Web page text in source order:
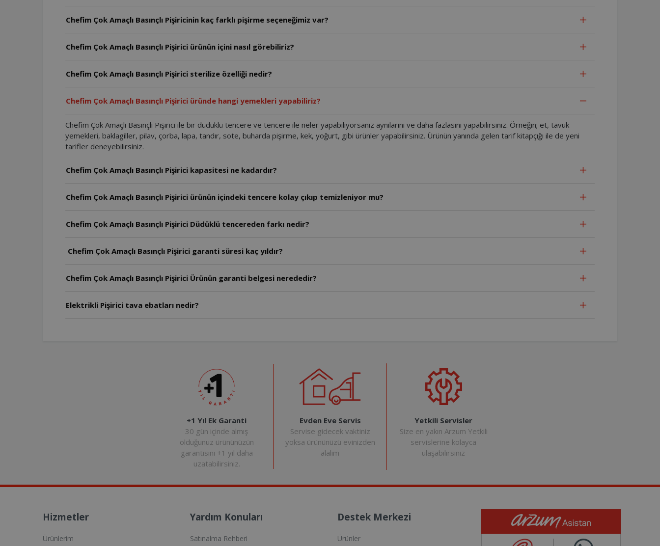
Chefim Çok Amaçlı Basınçlı Pişiricinin kaç farklı pişirme seçeneğimiz var?
Chefim Çok Amaçlı Basınçlı Pişirici ürünün içini nasıl görebiliriz?
Chefim Çok Amaçlı Basınçlı Pişirici sterilize özelliği nedir?
Chefim Çok Amaçlı Basınçlı Pişirici üründe hangi yemekleri yapabiliriz?
Chefim Çok Amaçlı Basınçlı Pişirici ile bir düdüklü tencere ve tencere ile neler yapabiliyorsanız aynılarını ve daha fazlasını yapabilirsiniz. Örneğin; et, tavuk
yemekleri, baklagiller, pilav, çorba, lapa, tandır, sote, buharda pişirme, kek, yoğurt, gibi ürünler yapabilirsiniz. Ürünün yanında gelen tarif kitapçığı ile de yeni
tarifler deneyebilirsiniz.
Chefim Çok Amaçlı Basınçlı Pişirici kapasitesi ne kadardır?
Chefim Çok Amaçlı Basınçlı Pişirici ürünün içindeki tencere kolay çıkıp temizleniyor mu?
Chefim Çok Amaçlı Basınçlı Pişirici Düdüklü tencereden farkı nedir?
Chefim Çok Amaçlı Basınçlı Pişirici garanti süresi kaç yıldır?
Chefim Çok Amaçlı Basınçlı Pişirici Ürünün garanti belgesi nerededir?
Elektrikli Pişirici tava ebatları nedir?
+1 Yıl Ek Garanti
30 gün içinde almış
olduğunuz ürününüzün
garantisini +1 yıl daha
uzatabilirsiniz.
Evden Eve Servis
Servise gidecek vaktiniz
yoksa ürününüzü evinizden
alalım
Yetkili Servisler
Size en yakın Arzum Yetkili
servislerine kolayca
ulaşabilirsiniz
Hizmetler
Ürünlerim
Yardım Konuları
Satınalma Rehberi
Destek Merkezi
Ürünler